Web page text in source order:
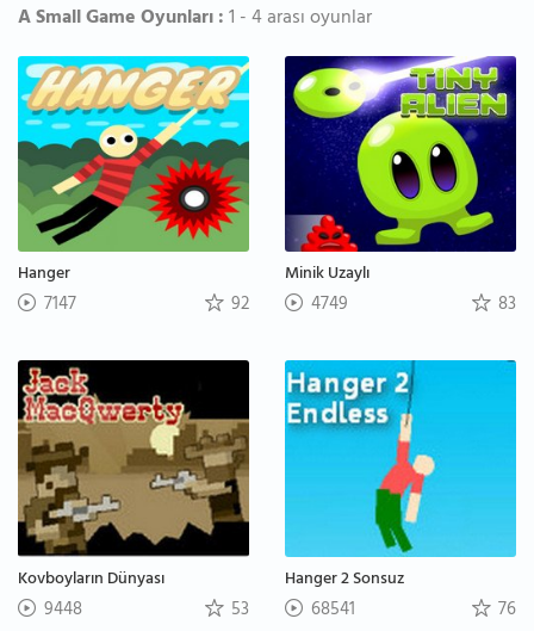
A Small Game Oyunları :1 - 4 arası oyunlar
Hanger
7147 92
Minik Uzaylı
4749 83
Kovboyların Dünyası
9448 53
Hanger 2 Sonsuz
68541 76